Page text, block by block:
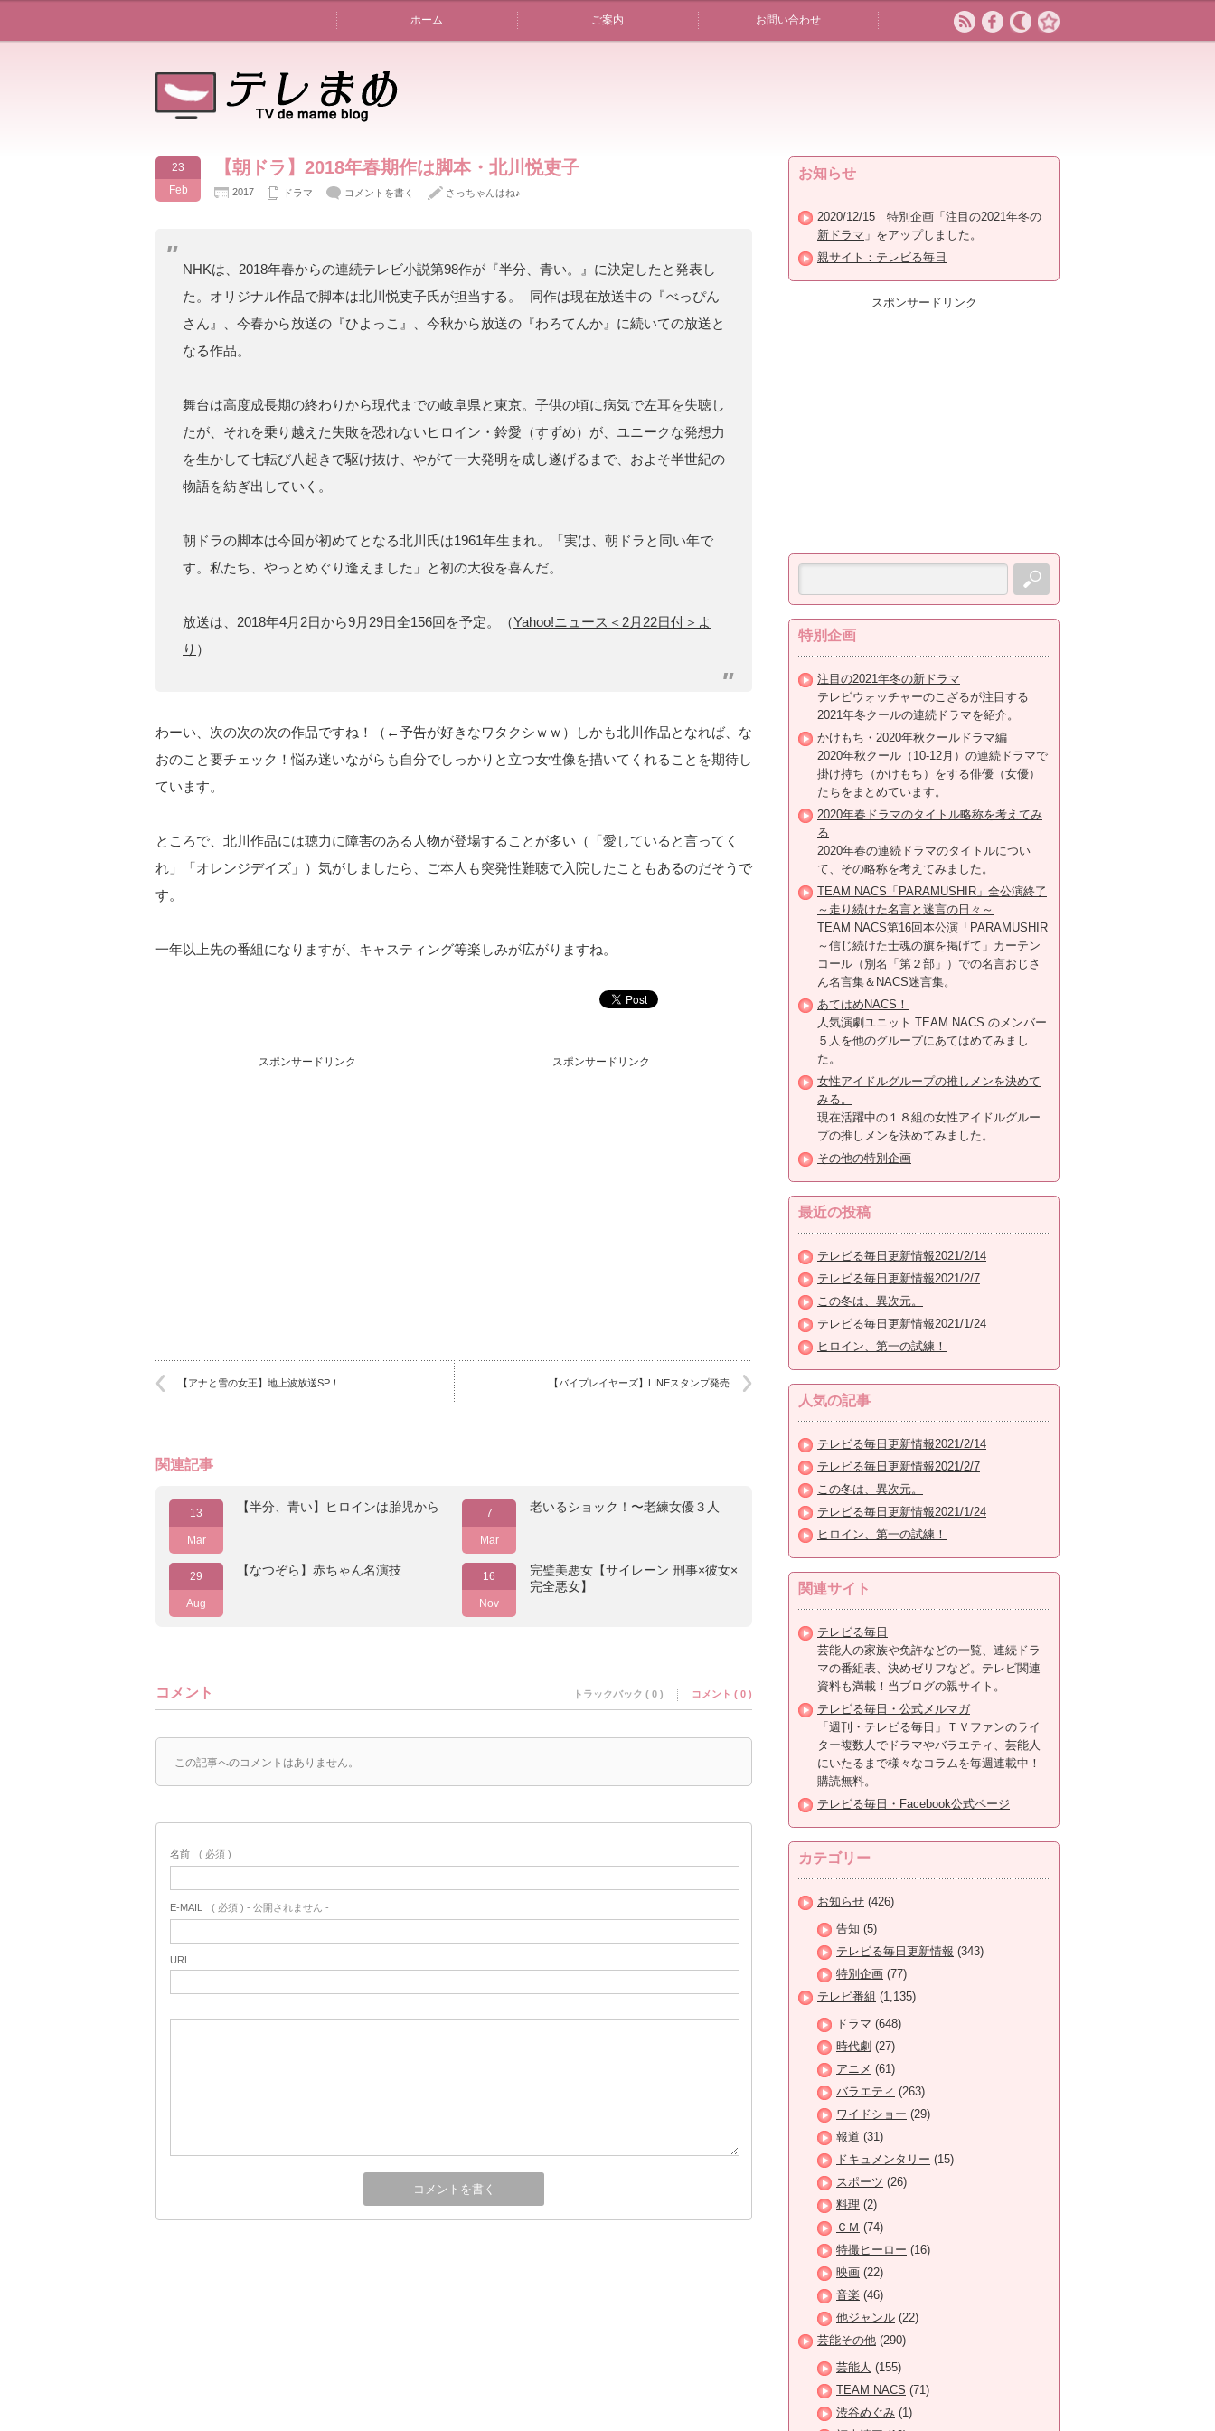
ホーム ご案内 お問い合わせ
23
Feb
【朝ドラ】2018年春期作は脚本・北川悦吏子
2017 ドラマ コメントを書く さっちゃんはね♪
NHKは、2018年春からの連続テレビ小説第98作が『半分、青い。』に決定したと発表し
た。オリジナル作品で脚本は北川悦吏子氏が担当する。 同作は現在放送中の『べっぴん
さん』、今春から放送の『ひよっこ』、今秋から放送の『わろてんか』に続いての放送と
なる作品。
舞台は高度成長期の終わりから現代までの岐阜県と東京。子供の頃に病気で左耳を失聴し
たが、それを乗り越えた失敗を恐れないヒロイン・鈴愛（すずめ）が、ユニークな発想力
を生かして七転び八起きで駆け抜け、やがて一大発明を成し遂げるまで、およそ半世紀の
物語を紡ぎ出していく。
朝ドラの脚本は今回が初めてとなる北川氏は1961年生まれ。「実は、朝ドラと同い年で
す。私たち、やっとめぐり逢えました」と初の大役を喜んだ。
放送は、2018年4月2日から9月29日全156回を予定。（Yahoo!ニュース＜2月22日付＞よ
り ）
わーい、次の次の次の作品ですね！（←予告が好きなワタクシｗｗ）しかも北川作品となれば、な
おのこと要チェック！悩み迷いながらも自分でしっかりと立つ女性像を描いてくれることを期待し
ています。
ところで、北川作品には聴力に障害のある人物が登場することが多い（「愛していると言ってく
れ」「オレンジデイズ」）気がしましたら、ご本人も突発性難聴で入院したこともあるのだそうで
す。
一年以上先の番組になりますが、キャスティング等楽しみが広がりますね。
スポンサードリンク スポンサードリンク
【アナと雪の女王】地上波放送SP！ 【バイプレイヤーズ】LINEスタンプ発売
関連記事
13
Mar
【半分、青い】ヒロインは胎児から 7
Mar
老いるショック！〜老練女優３人
29
Aug
【なつぞら】赤ちゃん名演技 16
Nov
完璧美悪女【サイレーン 刑事×彼女×
完全悪女】
コメント トラックバック ( 0 ) コメント ( 0 )
この記事へのコメントはありません。
名前 ( 必須 )
E-MAIL ( 必須 ) - 公開されません -
URL
お知らせ
2020/12/15 特別企画「 注目の2021年冬の
新ドラマ 」をアップしました。
親サイト：テレビる毎日
スポンサードリンク
特別企画
注目の2021年冬の新ドラマ
テレビウォッチャーのこざるが注目する
2021年冬クールの連続ドラマを紹介。
かけもち・2020年秋クールドラマ編
2020年秋クール（10-12月）の連続ドラマで
掛け持ち（かけもち）をする俳優（女優）
たちをまとめています。
2020年春ドラマのタイトル略称を考えてみ
る
2020年春の連続ドラマのタイトルについ
て、その略称を考えてみました。
TEAM NACS「PARAMUSHIR」全公演終了
～走り続けた名言と迷言の日々～
TEAM NACS第16回本公演「PARAMUSHIR
～信じ続けた士魂の旗を掲げて」カーテン
コール（別名「第２部」）での名言おじさ
ん名言集＆NACS迷言集。
あてはめNACS！
人気演劇ユニット TEAM NACS のメンバー
５人を他のグループにあてはめてみまし
た。
女性アイドルグループの推しメンを決めて
みる。
現在活躍中の１８組の女性アイドルグルー
プの推しメンを決めてみました。
その他の特別企画
最近の投稿
テレビる毎日更新情報2021/2/14
テレビる毎日更新情報2021/2/7
この冬は、異次元。
テレビる毎日更新情報2021/1/24
ヒロイン、第一の試練！
人気の記事
テレビる毎日更新情報2021/2/14
テレビる毎日更新情報2021/2/7
この冬は、異次元。
テレビる毎日更新情報2021/1/24
ヒロイン、第一の試練！
関連サイト
テレビる毎日
芸能人の家族や免許などの一覧、連続ドラ
マの番組表、決めゼリフなど。テレビ関連
資料も満載！当ブログの親サイト。
テレビる毎日・公式メルマガ
「週刊・テレビる毎日」ＴＶファンのライ
ター複数人でドラマやバラエティ、芸能人
にいたるまで様々なコラムを毎週連載中！
購読無料。
テレビる毎日・Facebook公式ページ
カテゴリー
お知らせ (426)
告知 (5)
テレビる毎日更新情報 (343)
特別企画 (77)
テレビ番組 (1,135)
ドラマ (648)
時代劇 (27)
アニメ (61)
バラエティ (263)
ワイドショー (29)
報道 (31)
ドキュメンタリー (15)
スポーツ (26)
料理 (2)
ＣＭ (74)
特撮ヒーロー (16)
映画 (22)
音楽 (46)
他ジャンル (22)
芸能その他 (290)
芸能人 (155)
TEAM NACS (71)
渋谷めぐみ (1)